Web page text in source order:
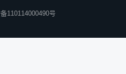
110114000490号